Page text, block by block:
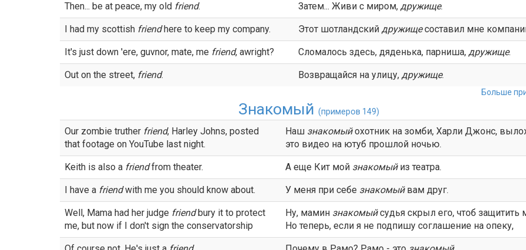
Then... be at peace, my old friend. Затем... Живи с миром, дружище.
I had my scottish friendhere to keep my company. Этот шотландский дружищесоставил мне
It's just down 'ere, guvnor, mate, me friend, awright? Сломалось здесь, дяденька, парниша, дружище.
Out on the street, friend. Возвращайся на улицу, дружище.
Больше
Знакомый (примеров 149)
Our zombie truther friend, Harley Johns, posted
that footage on YouTube last night.
Наш знакомыйохотник на зомби, Харли Джонс,
это видео на ютуб прошлой ночью.
Keith is also a friendfrom theater. А еще Кит мой знакомыйиз театра.
I have a friendwith me you should know about. У меня при себе знакомыйвам друг.
Well, Mama had her judge friendbury it to protect
me, but now if I don't sign the conservatorship
Ну, мамин знакомыйсудья скрыл его, чтоб защитить
Но теперь, если я не подпишу соглашение на опеку,